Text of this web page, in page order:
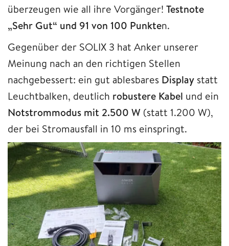
überzeugen wie all ihre Vorgänger! Testnote
„Sehr Gut“ und 91 von 100 Punkten.
Gegenüber der SOLIX 3 hat Anker unserer
Meinung nach an den richtigen Stellen
nachgebessert: ein gut ablesbares Display statt
Leuchtbalken, deutlich robustere Kabel und ein
Notstrommodus mit 2.500 W (statt 1.200 W),
der bei Stromausfall in 10 ms einspringt.